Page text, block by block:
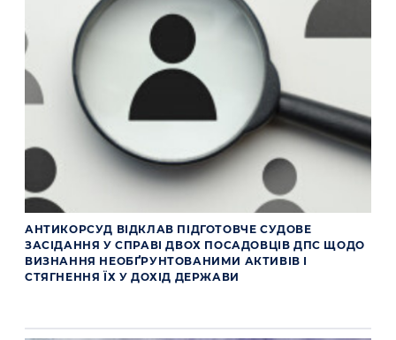
АНТИКОРСУД ВІДКЛАВ ПІДГОТОВЧЕ СУДОВЕ
ЗАСІДАННЯ У СПРАВІ ДВОХ ПОСАДОВЦІВ ДПС ЩОДО
ВИЗНАННЯ НЕОБҐРУНТОВАНИМИ АКТИВІВ І
СТЯГНЕННЯ ЇХ У ДОХІД ДЕРЖАВИ